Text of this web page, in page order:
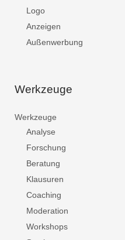
Logo
Anzeigen
Außenwerbung
Werkzeuge
Werkzeuge
Analyse
Forschung
Beratung
Klausuren
Coaching
Moderation
Workshops